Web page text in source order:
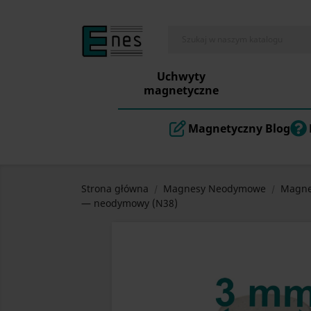
Uchwyty
magnetyczne
Magnetyczny Blog
Strona główna Magnesy Neodymowe
— neodymowy (N38)